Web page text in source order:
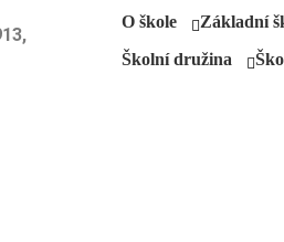
O škole Základní
Školní družina